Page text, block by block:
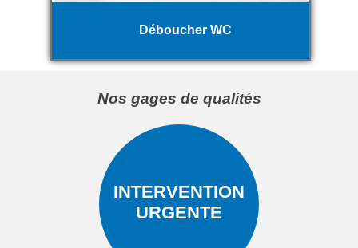
Déboucher WC
Nos gages de qualités
INTERVENTION
URGENTE